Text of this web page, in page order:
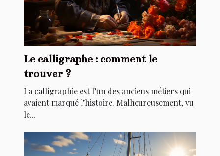
Le calligraphe : comment le
trouver ?
La calligraphie est l’un des anciens métiers qui
avaient marqué l’histoire. Malheureusement, vu
le...